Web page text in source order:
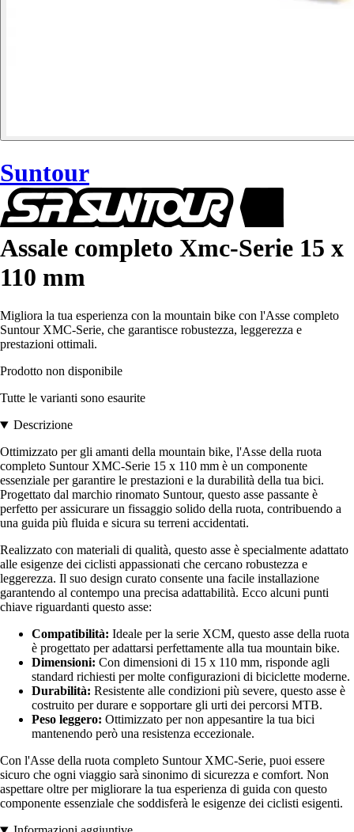
Suntour
Assale completo Xmc-Serie 15 x
110 mm
Migliora la tua esperienza con la mountain bike con l'Asse completo
Suntour XMC-Serie, che garantisce robustezza, leggerezza e
prestazioni ottimali.
Prodotto non disponibile
Tutte le varianti sono esaurite
Descrizione
Ottimizzato per gli amanti della mountain bike, l'Asse della ruota
completo Suntour XMC-Serie 15 x 110 mm è un componente
essenziale per garantire le prestazioni e la durabilità della tua bici.
Progettato dal marchio rinomato Suntour, questo asse passante è
perfetto per assicurare un fissaggio solido della ruota, contribuendo a
una guida più fluida e sicura su terreni accidentati.
Realizzato con materiali di qualità, questo asse è specialmente adattato
alle esigenze dei ciclisti appassionati che cercano robustezza e
leggerezza. Il suo design curato consente una facile installazione
garantendo al contempo una precisa adattabilità. Ecco alcuni punti
chiave riguardanti questo asse:
Compatibilità: Ideale per la serie XCM, questo asse della ruota
è progettato per adattarsi perfettamente alla tua mountain bike.
Dimensioni: Con dimensioni di 15 x 110 mm, risponde agli
standard richiesti per molte configurazioni di biciclette moderne.
Durabilità: Resistente alle condizioni più severe, questo asse è
costruito per durare e sopportare gli urti dei percorsi MTB.
Peso leggero: Ottimizzato per non appesantire la tua bici
mantenendo però una resistenza eccezionale.
Con l'Asse della ruota completo Suntour XMC-Serie, puoi essere
sicuro che ogni viaggio sarà sinonimo di sicurezza e comfort. Non
aspettare oltre per migliorare la tua esperienza di guida con questo
componente essenziale che soddisferà le esigenze dei ciclisti esigenti.